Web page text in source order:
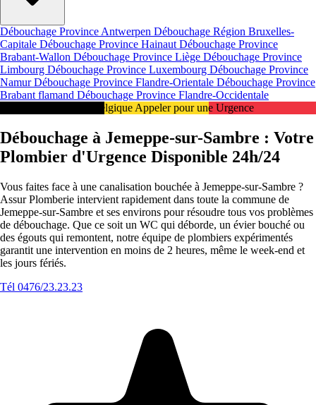
Débouchage Province Antwerpen Débouchage Région Bruxelles-
Capitale Débouchage Province Hainaut Débouchage Province
Brabant-Wallon Débouchage Province Liège Débouchage Province
Limbourg Débouchage Province Luxembourg Débouchage Province
NamurDébouchage Province Flandre-Orientale Débouchage Province
Brabant flamand Débouchage Province Flandre-Occidentale
Intervention 24/7 en Belgique Appeler pour une Urgence
Débouchage à Jemeppe-sur-Sambre : Votre
Plombier d'Urgence Disponible 24h/24
Vous faites face à une canalisation bouchée à Jemeppe-sur-Sambre ?
Assur Plomberie intervient rapidement dans toute la commune de
Jemeppe-sur-Sambre et ses environs pour résoudre tous vos problèmes
de débouchage. Que ce soit un WC qui déborde, un évier bouché ou
des égouts qui remontent, notre équipe de plombiers expérimentés
garantit une intervention en moins de 2 heures, même le week-end et
les jours fériés.
Tél 0476/23.23.23